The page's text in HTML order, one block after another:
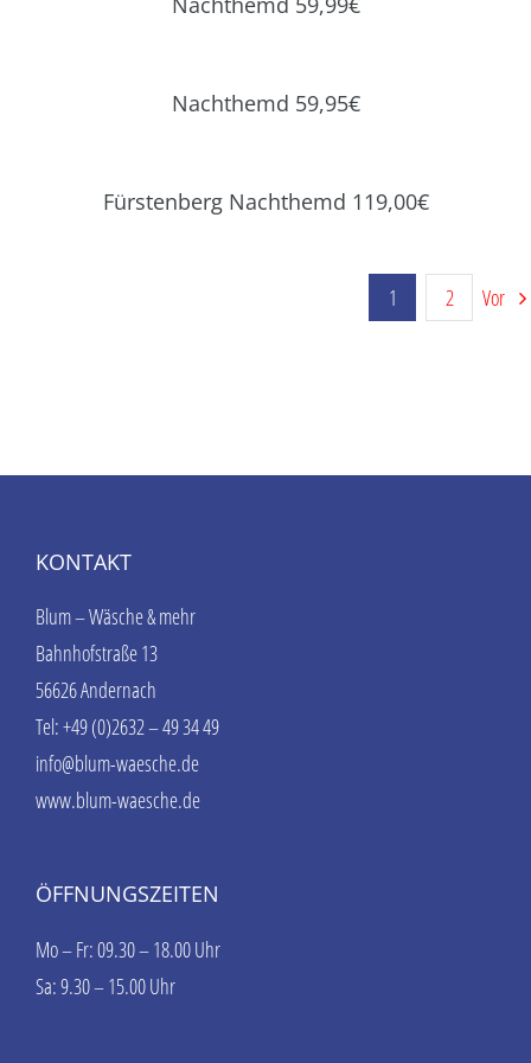
Nachthemd 59,95€
Fürstenberg Nachthemd 119,00€
1 2 Vor
KONTAKT
Blum – Wäsche & mehr
Bahnhofstraße 13
56626 Andernach
Tel: +49 (0)2632 – 49 34 49
info@blum-waesche.de
www.blum-waesche.de
ÖFFNUNGSZEITEN
Mo – Fr: 09.30 – 18.00 Uhr
Sa: 9.30 – 15.00 Uhr